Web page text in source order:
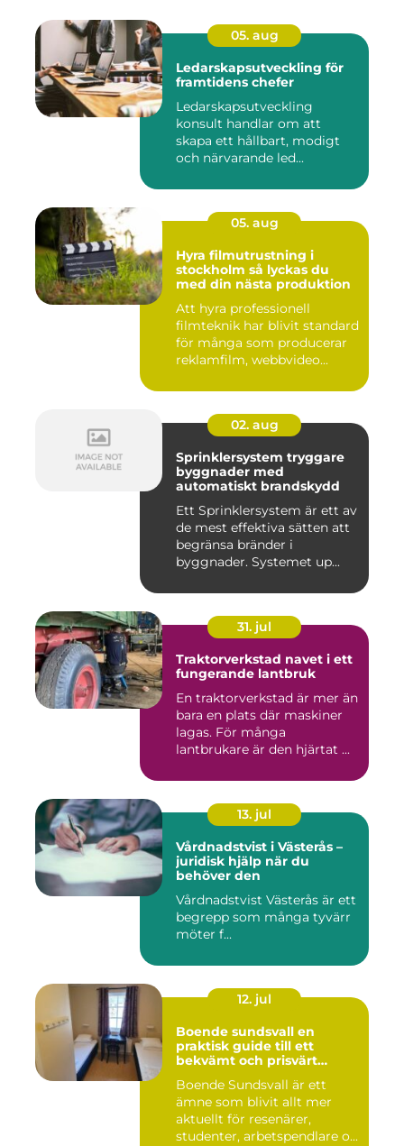
05. aug
Ledarskapsutveckling för
framtidens chefer
Ledarskapsutveckling
konsult handlar om att
skapa ett hållbart, modigt
och närvarande led...
05. aug
Hyra filmutrustning i
stockholm så lyckas du
med din nästa produktion
Att hyra professionell
filmteknik har blivit standard
för många som producerar
reklamfilm, webbvideo...
02. aug
Sprinklersystem tryggare
byggnader med
automatiskt brandskydd
Ett Sprinklersystem är ett av
de mest effektiva sätten att
begränsa bränder i
byggnader. Systemet up...
31. jul
Traktorverkstad navet i ett
fungerande lantbruk
En traktorverkstad är mer än
bara en plats där maskiner
lagas. För många
lantbrukare är den hjärtat ...
13. jul
Vårdnadstvist i Västerås –
juridisk hjälp när du
behöver den
Vårdnadstvist Västerås är ett
begrepp som många tyvärr
möter f...
12. jul
Boende sundsvall en
praktisk guide till ett
bekvämt och prisvärt
Boende Sundsvall är ett
ämne som blivit allt mer
aktuellt för resenärer,
studenter, arbetspendlare o...